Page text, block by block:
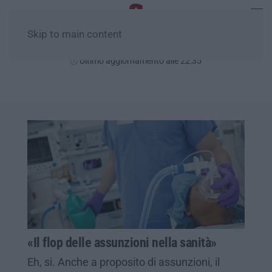
Skip to main content
Ultimo aggiornamento alle 22:35
«Il flop delle assunzioni nella sanità»
Eh, si. Anche a proposito di assunzioni, il